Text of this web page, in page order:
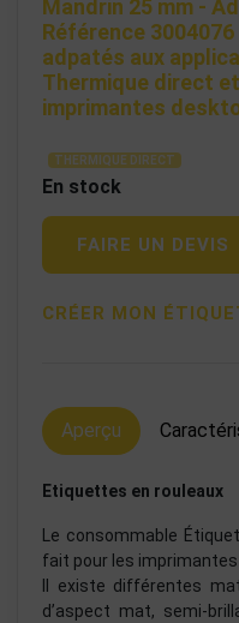
Mandrin 25 mm -
Référence
adpatés aux
Thermique direct
imprimantes
THERMIQUE DIRECT
En stock
FAIRE UN DEVIS
CRÉER MON
Aperçu
Etiquettes en rouleaux
Le consommable
fait pour les
Il existe différentes
d’aspect mat, semi-